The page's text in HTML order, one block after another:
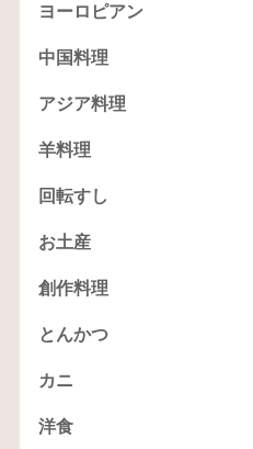
ヨーロピアン
中国料理
アジア料理
羊料理
回転すし
お土産
創作料理
とんかつ
カニ
洋食